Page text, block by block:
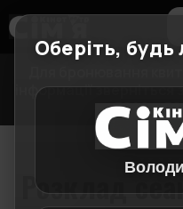
Для бронювання
інформації
3898,
Розклад
Оберіть, будь